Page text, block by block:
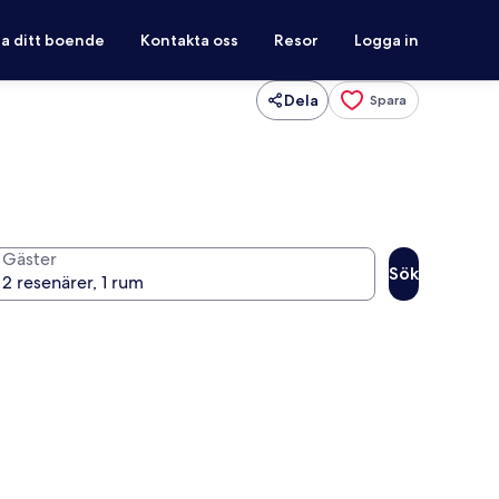
ditt boende Kontakta oss Resor Logga in
Dela Spara
Gäster
Sök